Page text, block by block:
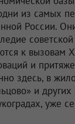
из самых
России.
к вызовам
и
здесь, в
и
уже